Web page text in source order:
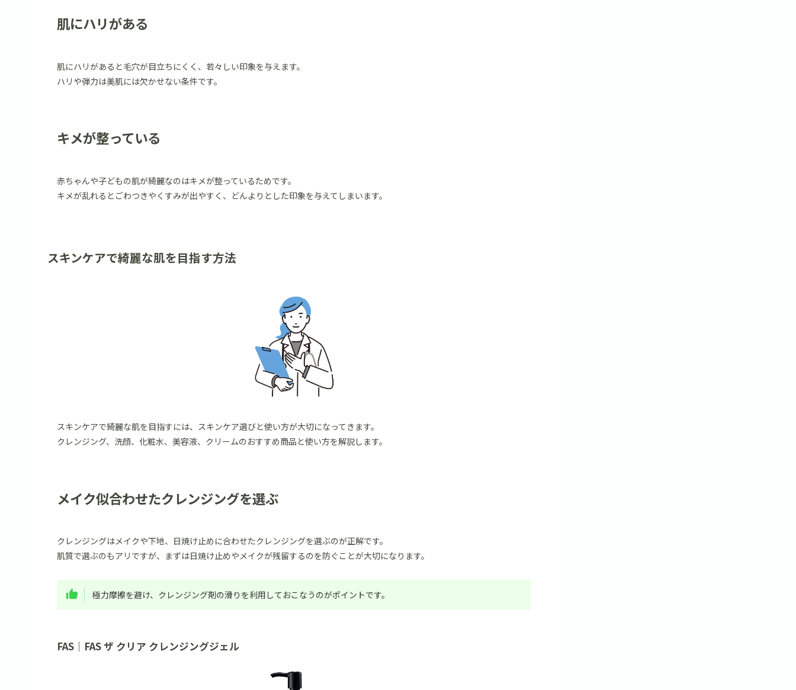
肌にハリがある
肌にハリがあると毛穴が目立ちにくく、若々しい印象を与えます。
ハリや弾力は美肌には欠かせない条件です。
キメが整っている
赤ちゃんや子どもの肌が綺麗なのはキメが整っているためです。
キメが乱れるとごわつきやくすみが出やすく、どんよりとした印象を与えてしまいます。
スキンケアで綺麗な肌を目指す方法
スキンケアで綺麗な肌を目指すには、スキンケア選びと使い方が大切になってきます。
クレンジング、洗顔、化粧水、美容液、クリームのおすすめ商品と使い方を解説します。
メイク似合わせたクレンジングを選ぶ
クレンジングはメイクや下地、日焼け止めに合わせたクレンジングを選ぶのが正解です。
肌質で選ぶのもアリですが、まずは日焼け止めやメイクが残留するのを防ぐことが大切になります。
極力摩擦を避け、クレンジング剤の滑りを利用しておこなうのがポイントです。
FAS｜FAS ザ クリア クレンジングジェル